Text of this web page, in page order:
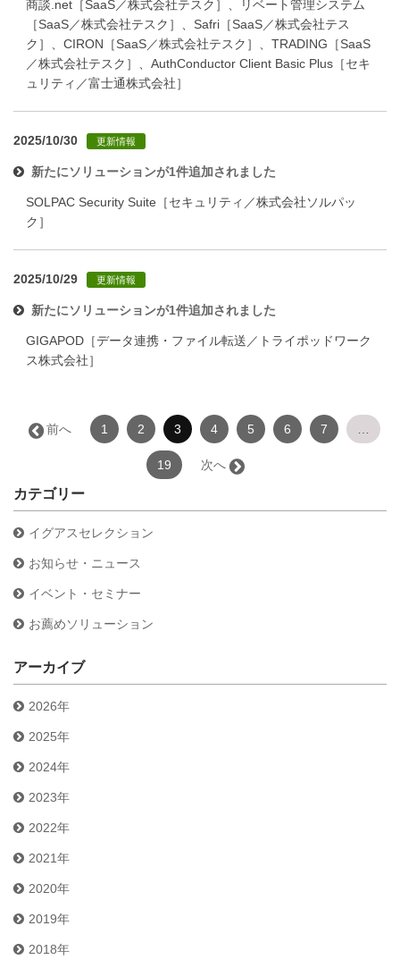
商談.net［SaaS／株式会社テスク］、リベート管理システム
［SaaS／株式会社テスク］、Safri［SaaS／株式会社テス
ク］、CIRON［SaaS／株式会社テスク］、TRADING［SaaS
／株式会社テスク］、AuthConductor Client Basic Plus［セキ
ュリティ／富士通株式会社］
2025/10/30 更新情報
新たにソリューションが1件追加されました
SOLPAC Security Suite［セキュリティ／株式会社ソルパッ
ク］
2025/10/29 更新情報
新たにソリューションが1件追加されました
GIGAPOD［データ連携・ファイル転送／トライポッドワーク
ス株式会社］
← 前へ 1 2 3 （こ
の
ペ
4 5 6 7
19 次へ →
カテゴリー
イグアスセレクション
お知らせ・ニュース
イベント・セミナー
お薦めソリューション
アーカイブ
2026年
2025年
2024年
2023年
2022年
2021年
2020年
2019年
2018年